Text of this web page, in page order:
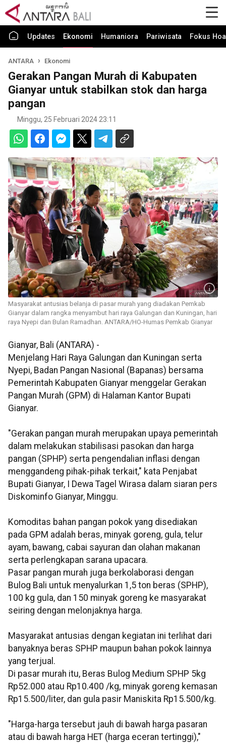
Updates Ekonomi Humaniora Pariwisata Fokus
ANTARA Ekonomi
Gerakan Pangan Murah di Kabupaten
Gianyar untuk stabilkan stok dan harga
pangan
Minggu, 25 Februari 2024 23:11
Masyarakat antusias belanja di pasar murah yang diadakan Pemkab
Gianyar dalam rangka menyambut hari raya Galungan dan Kuningan, hari
raya Nyepi dan Bulan Ramadhan. ANTARA/HO-Humas Pemkab Gianyar
Gianyar, Bali (ANTARA) -
Menjelang Hari Raya Galungan dan Kuningan serta
Nyepi, Badan Pangan Nasional (Bapanas) bersama
Pemerintah Kabupaten Gianyar menggelar Gerakan
Pangan Murah (GPM) di Halaman Kantor Bupati
Gianyar.
"Gerakan pangan murah merupakan upaya pemerintah
dalam melakukan stabilisasi pasokan dan harga
pangan (SPHP) serta pengendalian inflasi dengan
menggandeng pihak-pihak terkait," kata Penjabat
Bupati Gianyar, I Dewa Tagel Wirasa dalam siaran pers
Diskominfo Gianyar, Minggu.
Komoditas bahan pangan pokok yang disediakan
pada GPM adalah beras, minyak goreng, gula, telur
ayam, bawang, cabai sayuran dan olahan makanan
serta perlengkapan sarana upacara.
Pasar pangan murah juga berkolaborasi dengan
Bulog Bali untuk menyalurkan 1,5 ton beras (SPHP),
100 kg gula, dan 150 minyak goreng ke masyarakat
seiring dengan melonjaknya harga.
Masyarakat antusias dengan kegiatan ini terlihat dari
banyaknya beras SPHP maupun bahan pokok lainnya
yang terjual.
Di pasar murah itu, Beras Bulog Medium SPHP 5kg
Rp52.000 atau Rp10.400 /kg, minyak goreng kemasan
Rp15.500/liter, dan gula pasir Maniskita Rp15.500/kg.
"Harga-harga tersebut jauh di bawah harga pasaran
atau di bawah harga HET (harga eceran tertinggi),"